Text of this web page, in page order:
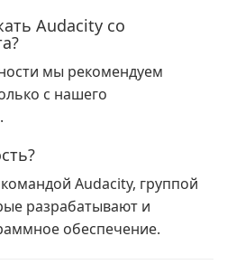
Audacity со
мы рекомендуем
с нашего
Audacity, группой
разрабатывают и
обеспечение.